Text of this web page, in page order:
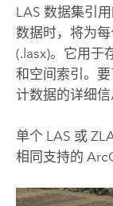
LAS 数据集引
数据时，将为
(.lasx)。它用于
和空间索引。
计数据的详细
单个 LAS 或
相同支持的